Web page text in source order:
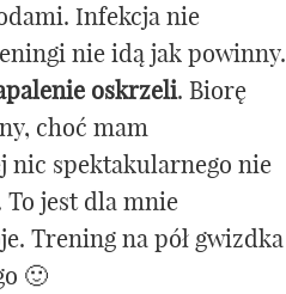
Infekcja nie
nie idą jak powinny.
oskrzeli. Biorę
choć mam
nic spektakularnego nie
To jest dla mnie
Trening na pół gwizdka
🙂